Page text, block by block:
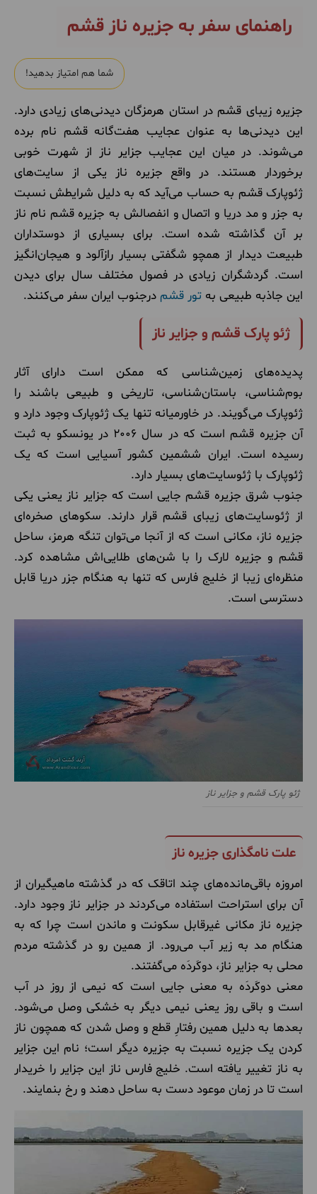
راهنمای سفر به جزیره ناز قشم
شما هم امتیاز بدهید!
جزیره زیبای قشم در استان هرمزگان دیدنی‌های زیادی دارد.
این دیدنی‌ها به عنوان عجایب هفت‌گانه قشم نام برده
می‌شوند. در میان این عجایب جزایر ناز از شهرت خوبی
برخوردار هستند. در واقع جزیره ناز یکی از سایت‌های
ژئوپارک قشم به حساب می‌آید که به دلیل شرایطش نسبت
به جزر و مد دریا و اتصال و انفصالش به جزیره قشم نام ناز
بر آن گذاشته شده است. برای بسیاری از دوستداران
طبیعت دیدار از همچو شگفتی بسیار رازآلود و هیجان‌انگیز
است. گردشگران زیادی در فصول مختلف سال برای دیدن
این جاذبه طبیعی به تور قشم درجنوب ایران سفر می‌کنند.
ژئو پارک قشم و جزایر ناز
پدیده‌های زمین‌شناسی که ممکن است دارای آثار
بوم‌شناسی، باستان‌شناسی، تاریخی و طبیعی باشند را
ژئوپارک‌ می‌گویند. در خاورمیانه تنها یک ژئوپارک وجود دارد و
آن جزیره قشم است که در سال 2006 در یونسکو به ثبت
رسیده است. ایران ششمین کشور آسیایی است که یک
ژئوپارک با ژئوسایت‌های بسیار دارد.
جنوب شرق جزیره قشم جایی است که جزایر ناز یعنی یکی
از ژئوسایت‌های زیبای قشم قرار دارند. سکوهای صخره‌ای
جزیره ناز، مکانی است که از آنجا می‌توان تنگه هرمز، ساحل
قشم و جزیره لارک را با شن‌های طلایی‌اش مشاهده کرد.
منظره‌ای زیبا از خلیج فارس که تنها به هنگام جزر دریا قابل
دسترسی است.
ژئو پارک قشم و جزایر ناز
علت نامگذاری جزیره ناز
امروزه باقی‌مانده‌های چند اتاقک که در گذشته ماهیگیران از
آن برای استراحت استفاده می‌کردند در جزایر ناز وجود دارد.
جزیره ناز مکانی غیرقابل سکونت و ماندن است چرا که به
هنگام مد به زیر آب می‌رود. از همین رو در گذشته مردم
محلی به جزایر ناز، دوکَردَه می‌گفتند.
معنی دوکَردَه به معنی جایی است که نیمی از روز در آب
است و باقی روز یعنی نیمی دیگر به خشکی وصل می‌شود.
بعدها به دلیل همین رفتارِ قطع و وصل شدن که همچون ناز
کردن یک جزیره نسبت به جزیره دیگر است؛ نام این جزایر
به ناز تغییر یافته است. خلیج فارس ناز این جزایر را خریدار
است تا در زمان موعود دست به ساحل دهند و رخ بنمایند.